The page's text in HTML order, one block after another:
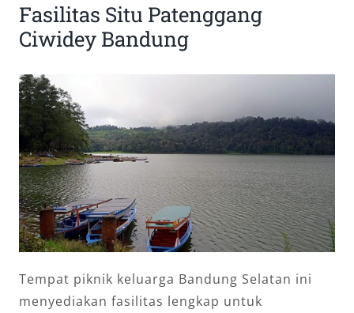
Fasilitas Situ Patenggang
Ciwidey Bandung
Tempat piknik keluarga Bandung Selatan ini
menyediakan fasilitas lengkap untuk